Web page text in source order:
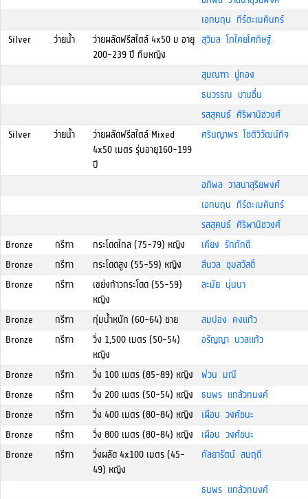
เอกนฤน กีร์ตะเมคินทร์
Silver
ว่ายน้ำ
ว่ายผลัดฟรีสไตล์ 4x50 ม อายุ
200-239 ปี ทีมหญิง
สุวิมล โภไคยโศภิษฐ์
สุมณฑา บู่ทอง
ธนวรรณ บานชื่น
รสสุคนธ์ ศิริพานิชวงศ์
Silver
ว่ายน้ำ
ว่ายผลัดฟรีสไตล์ Mixed
4x50 เมตร รุ่นอายุ160-199
ปี
ศรินญาพร โชติวิวัฒน์กิจ
อภิพล วาสนาสุริยพงศ์
เอกนฤน กีร์ตะเมคินทร์
รสสุคนธ์ ศิริพานิชวงศ์
Bronze
กรีฑา กระโดดไกล (75-79) หญิง
เคียง รักภักดี
Bronze
กรีฑา กระโดดสูง (55-59) หญิง
สีนวล ชุมสวัสดิ์
Bronze
กรีฑา
เขย่งก้าวกระโดด (55-59)
หญิง
ละมัย นุ่นนา
Bronze กรีฑา ทุ่มน้ำหนัก (60-64) ชาย
สมปอง คงแก้ว
Bronze
กรีฑา
วิ่ง 1,500 เมตร (50-54)
หญิง
อรัญญา นวลแก้ว
Bronze กรีฑา วิ่ง 100 เมตร (85-89) หญิง
พ่วน มณี
Bronze
กรีฑา วิ่ง 200 เมตร (50-54) หญิง
ธนพร แกล้วทนงค์
Bronze
กรีฑา วิ่ง 400 เมตร (80-84) หญิง
เผือน วงศ์ชนะ
Bronze
กรีฑา วิ่ง 800 เมตร (80-84) หญิง
เผือน วงศ์ชนะ
Bronze
กรีฑา
วิ่งผลัด 4x100 เมตร (45-
49) หญิง
กัลยารัตน์ สมฤดี
ธนพร แกล้วทนงค์